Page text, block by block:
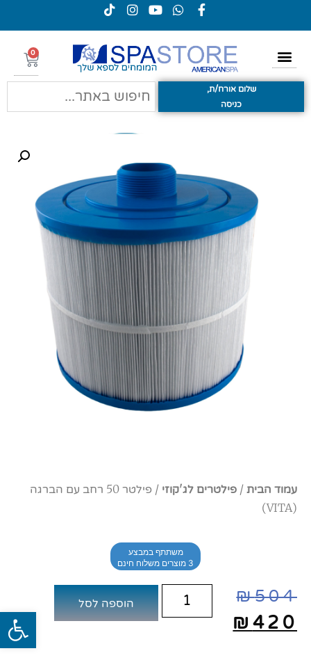
פתח
0
שלום אורח/ת,
כניסה
עמוד הבית / פילטרים לג'קוזי
/ פילטר 50 רחב עם הברגה
(VITA)
משתתף במבצע
3 מוצרים משלוח חינם
₪504
₪ 420
הוספה לסל